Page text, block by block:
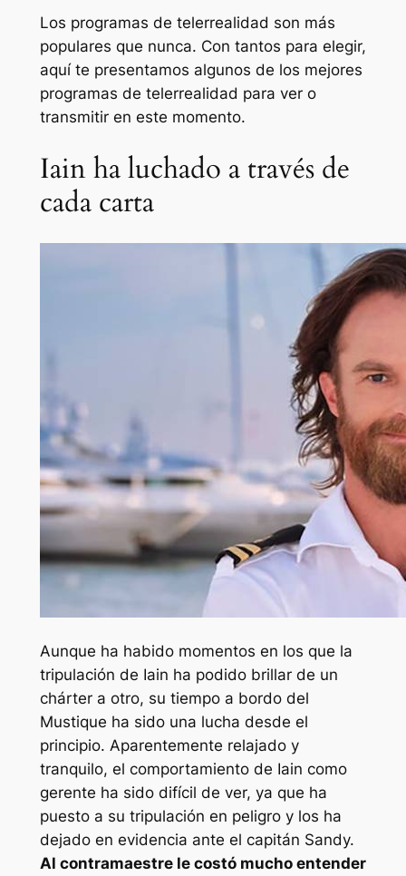
Los programas de telerrealidad son más
populares que nunca. Con tantos para elegir,
aquí te presentamos algunos de los mejores
programas de telerrealidad para ver o
transmitir en este momento.
Iain ha luchado a través de
cada carta
Aunque ha habido momentos en los que la
tripulación de Iain ha podido brillar de un
chárter a otro, su tiempo a bordo del
Mustique ha sido una lucha desde el
principio. Aparentemente relajado y
tranquilo, el comportamiento de Iain como
gerente ha sido difícil de ver, ya que ha
puesto a su tripulación en peligro y los ha
dejado en evidencia ante el capitán Sandy.
Al contramaestre le costó mucho entender